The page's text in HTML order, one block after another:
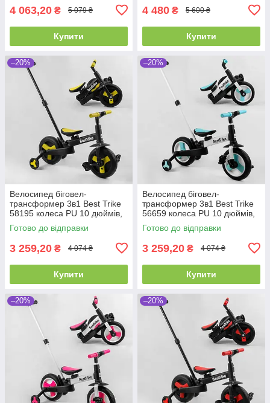
4 063,20 ₴ 5 079 ₴
Купити
4 480 ₴ 5 600 ₴
Купити
–20%
Велосипед біговел-
трансформер 3в1 Best Trike
58195 колеса PU 10 дюймів,
з батьківською ручкою, знімні
педалі
Готово до відправки
3 259,20 ₴ 4 074 ₴
Купити
–20%
Велосипед біговел-
трансформер 3в1 Best Trike
56659 колеса PU 10 дюймів,
з батьківською ручкою, знімні
педалі
Готово до відправки
3 259,20 ₴ 4 074 ₴
Купити
–20% –20%